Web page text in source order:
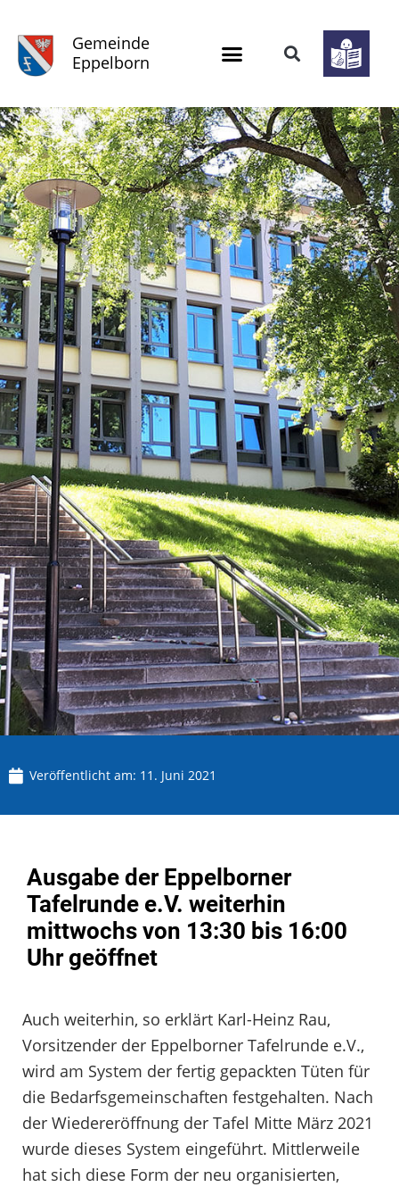
Gemeinde
Eppelborn
Veröffentlicht am: 11. Juni 2021
Ausgabe der Eppelborner
Tafelrunde e.V. weiterhin
mittwochs von 13:30 bis 16:00
Uhr geöffnet
Auch weiterhin, so erklärt Karl-Heinz Rau,
Vorsitzender der Eppelborner Tafelrunde e.V.,
wird am System der fertig gepackten Tüten für
die Bedarfsgemeinschaften festgehalten. Nach
der Wiedereröffnung der Tafel Mitte März 2021
wurde dieses System eingeführt. Mittlerweile
hat sich diese Form der neu organisierten,